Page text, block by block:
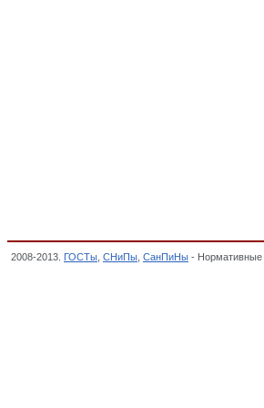
2008-2013. ГОСТы СНиПы СанПиНы - Нормативные